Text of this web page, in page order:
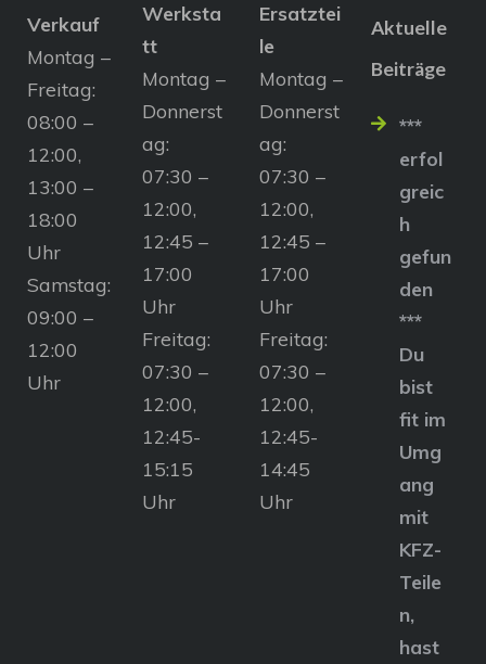
Verkauf
Montag –
Freitag:
08:00 –
12:00,
13:00 –
18:00
Uhr
Samstag:
09:00 –
12:00
Uhr
Werksta
tt
Montag –
Donnerst
ag:
07:30 –
12:00,
12:45 –
17:00
Uhr
Freitag:
07:30 –
12:00,
12:45-
15:15
Uhr
Ersatztei
le
Montag –
Donnerst
ag:
07:30 –
12:00,
12:45 –
17:00
Uhr
Freitag:
07:30 –
12:00,
12:45-
14:45
Uhr
Aktuelle
Beiträge
***
erfol
greic
h
gefun
den
***
Du
bist
fit im
Umg
ang
mit
KFZ-
Teile
n,
hast